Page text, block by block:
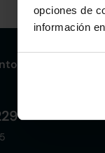
opciones de
información
Largo
4,41m
de venta